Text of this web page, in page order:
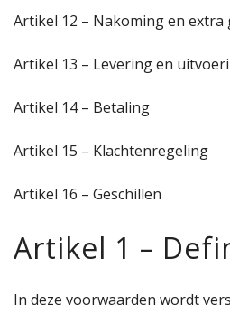
Artikel 12 – Nakoming en extra
Artikel 13 – Levering en
Artikel 14 – Betaling
Artikel 15 – Klachtenregeling
Artikel 16 – Geschillen
Artikel 1 –
In deze voorwaarden wordt